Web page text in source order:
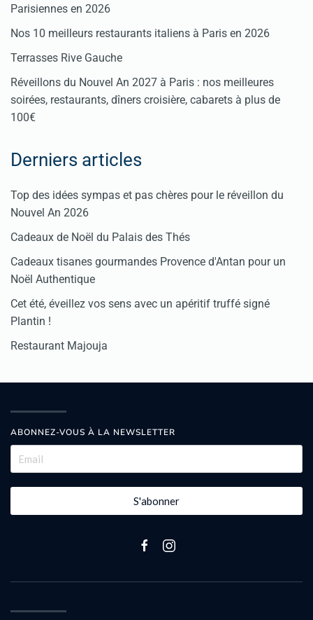
Parisiennes en 2026
Nos 10 meilleurs restaurants italiens à Paris en 2026
Terrasses Rive Gauche
Réveillons du Nouvel An 2027 à Paris : nos meilleures
soirées, restaurants, dîners croisière, cabarets à plus de
100€
Derniers articles
Top des idées sympas et pas chères pour le réveillon du
Nouvel An 2026
Cadeaux de Noël du Palais des Thés
Cadeaux tisanes gourmandes Provence d'Antan pour un
Noël Authentique
Cet été, éveillez vos sens avec un apéritif truffé signé
Plantin !
Restaurant Majouja
ABONNEZ-VOUS À LA NEWSLETTER
S'abonner